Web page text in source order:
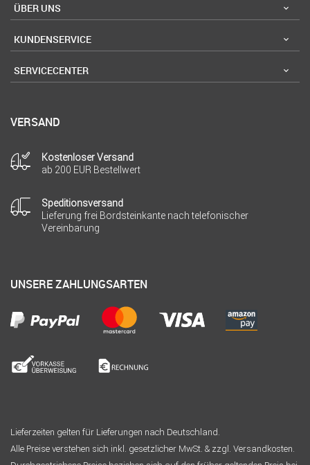
ÜBER UNS
KUNDENSERVICE
SERVICECENTER
VERSAND
Kostenloser Versand
ab 200 EUR Bestellwert
Speditionsversand
Lieferung frei Bordsteinkante nach telefonischer
Vereinbarung
UNSERE ZAHLUNGSARTEN
Lieferzeiten gelten für Lieferungen nach Deutschland.
Alle Preise verstehen sich inkl. gesetzlicher MwSt. & zzgl. Versandkosten.